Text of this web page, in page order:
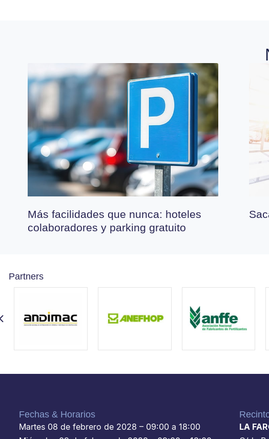
Más facilidades que nunca: hoteles
colaboradores y parking gratuito
Partners
Fechas & Horarios
Martes 08 de febrero de 2028 – 09:00 a 18:00
LA